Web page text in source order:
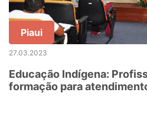
Piaui
27.03.2023
Educação Indígena:
formação para